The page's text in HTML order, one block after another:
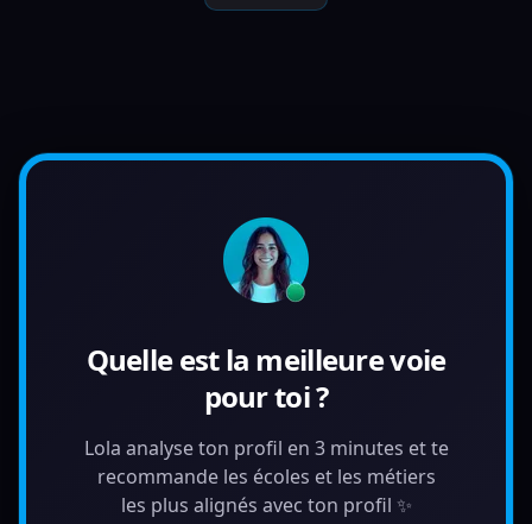
Quelle est la meilleure voie
pour toi ?
Lola analyse ton profil en 3 minutes et te
recommande les écoles et les métiers
les plus alignés avec ton profil ✨